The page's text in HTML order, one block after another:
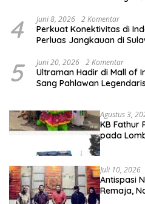
4 Juni 8, 2026 2 Komentar
Perkuat Konektivitas di
Perluas Jangkauan di
5 Juni 20, 2026 2 Komentar
Ultraman Hadir di Mall of
Sang Pahlawan Legendaris
Agustus 3,
KB Fathur
pada
Juli 10, 2026
Antispasi
Remaja,